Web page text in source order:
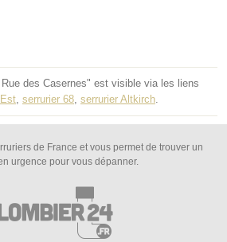
des Casernes" est visible via les liens
, serrurier 68, serrurier Altkirch.
de France et vous permet de trouver un
urgence pour vous dépanner.